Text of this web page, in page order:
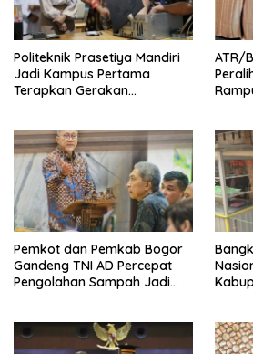
Politeknik Prasetiya Mandiri
Jadi Kampus Pertama
Terapkan Gerakan
ATR/
Pemkot dan Pemkab Bogor
Gandeng TNI AD Percepat
Pengolahan Sampah Jadi